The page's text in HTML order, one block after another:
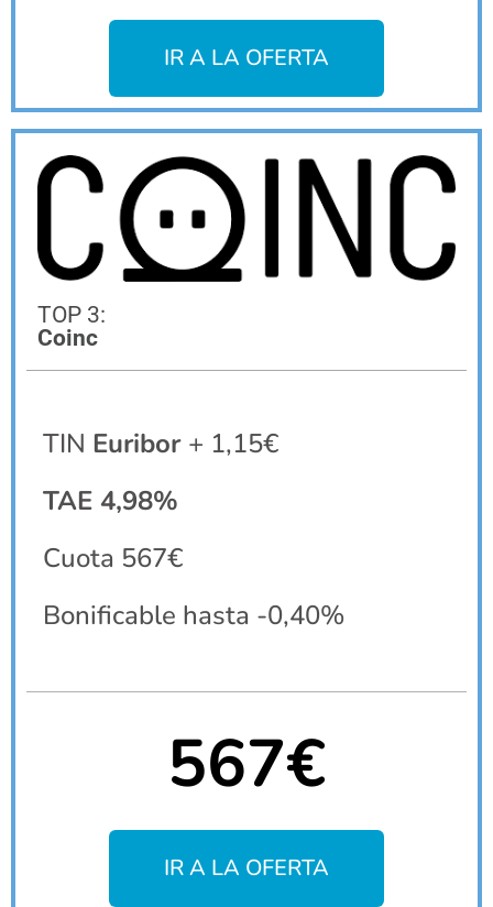
IR A LA OFERTA
TOP 3:
Coinc
TIN Euribor + 1,15€
TAE 4,98%
Cuota 567€
Bonificable hasta -0,40%
567€
IR A LA OFERTA